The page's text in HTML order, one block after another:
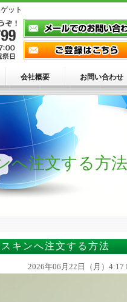
ット
会社概要 お問い合わせ
へ注文する方法
キンへ注文する方法
2026年06月22日（月）4:17